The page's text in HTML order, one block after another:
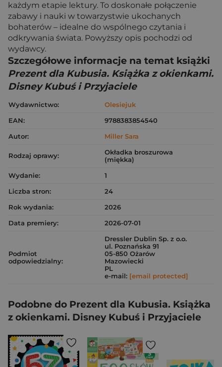
każdym etapie lektury. To doskonałe połączenie
zabawy i nauki w towarzystwie ukochanych
bohaterów – idealne do wspólnego czytania i
odkrywania świata. Powyższy opis pochodzi od
wydawcy.
Szczegółowe informacje na temat książki
Prezent dla Kubusia. Książka z okienkami.
Disney Kubuś i Przyjaciele
Wydawnictwo:
Olesiejuk
EAN:
9788383854540
Autor:
Miller Sara
Rodzaj oprawy:
Okładka broszurowa
(miękka)
Wydanie:
1
Liczba stron:
24
Rok wydania:
2026
Data premiery:
2026-07-01
Podmiot
odpowiedzialny:
Dressler Dublin Sp. z o.o.
ul. Poznańska 91
05-850 Ożarów
Mazowiecki
PL
e-mail: [email protected]
Podobne do Prezent dla Kubusia. Książka
z okienkami. Disney Kubuś i Przyjaciele